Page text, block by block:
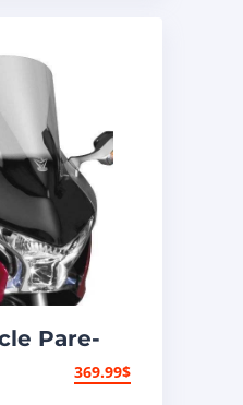
Pare-
369.99$